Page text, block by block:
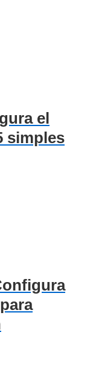
el
simples